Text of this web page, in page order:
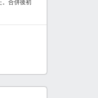
。合併後初